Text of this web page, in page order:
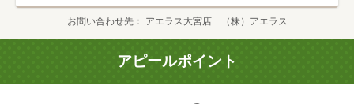
お問い合わせ先 アエラス大宮店 （株）アエラス
アピールポイント